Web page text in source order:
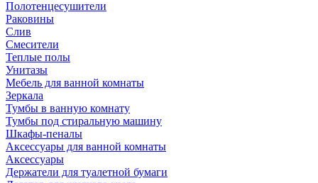
Полотенцесушители
Раковины
Слив
Смесители
Теплые полы
Унитазы
Мебель для ванной комнаты
Зеркала
Тумбы в ванную комнату
Тумбы под стиральную машину
Шкафы-пеналы
Аксессуары для ванной комнаты
Аксессуары
Держатели для туалетной бумаги